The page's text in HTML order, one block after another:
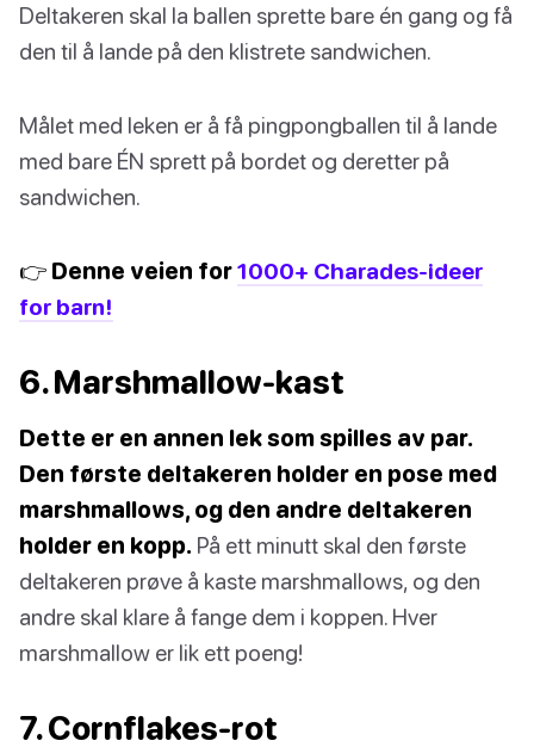
Deltakeren skal la ballen sprette bare én gang og få
den til å lande på den klistrete sandwichen.
Målet med leken er å få pingpongballen til å lande
med bare ÉN sprett på bordet og deretter på
sandwichen.
👉 Denne veien for1000+ Charades-ideer
for barn!
6. Marshmallow-kast
Dette er en annen lek som spilles av par.
Den første deltakeren holder en pose med
marshmallows, og den andre deltakeren
holder en kopp. På ett minutt skal den første
deltakeren prøve å kaste marshmallows, og den
andre skal klare å fange dem i koppen. Hver
marshmallow er lik ett poeng!
7. Cornflakes-rot